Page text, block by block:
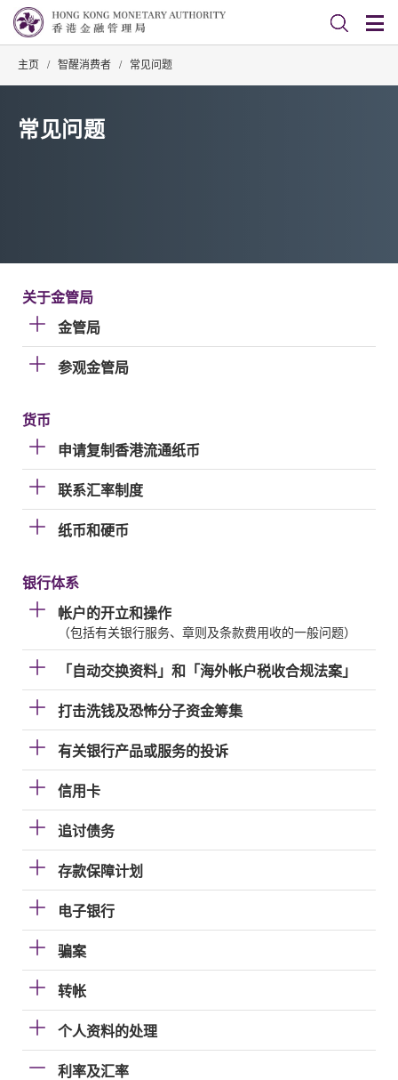
主页 / 智醒消费者 / 常见问题
常见问题
关于金管局
金管局
参观金管局
货币
申请复制香港流通纸币
联系汇率制度
纸币和硬币
银行体系
帐户的开立和操作
（包括有关银行服务、章则及条款费用收的一般问题）
「自动交换资料」和「海外帐户税收合规法案」
打击洗钱及恐怖分子资金筹集
有关银行产品或服务的投诉
信用卡
追讨债务
存款保障计划
电子银行
骗案
转帐
个人资料的处理
利率及汇率